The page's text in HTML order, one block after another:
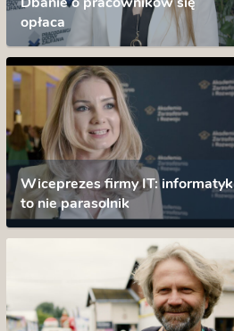
opłaca
Wiceprezes firmy IT: informatyk
to nie parasolnik